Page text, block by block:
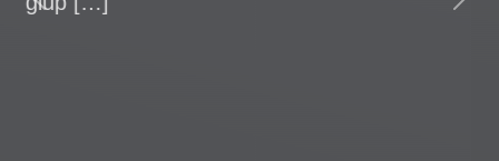
những tập đoàn địa ốc ngay thị trường.